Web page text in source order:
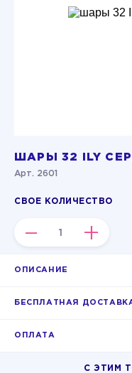
ШАРЫ 32 ILY
Арт. 2601
СВОЕ КОЛИЧЕСТВО
– +
ОПИСАНИЕ
БЕСПЛАТНАЯ
ОПЛАТА
С ЭТИМ